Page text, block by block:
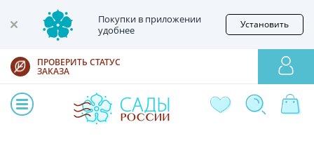
Покупки в приложении
удобнее
Установить
ПРОВЕРИТЬ СТАТУС
ЗАКАЗА